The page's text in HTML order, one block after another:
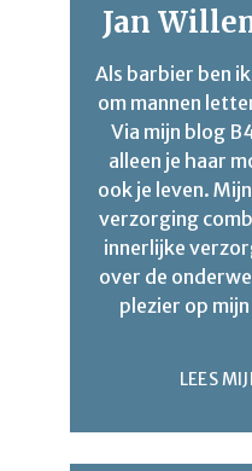
Jan
Als barbier ben
om mannen
Via mijn blog
alleen je haar
ook je leven.
verzorging
innerlijke
over de
plezier op
LEES